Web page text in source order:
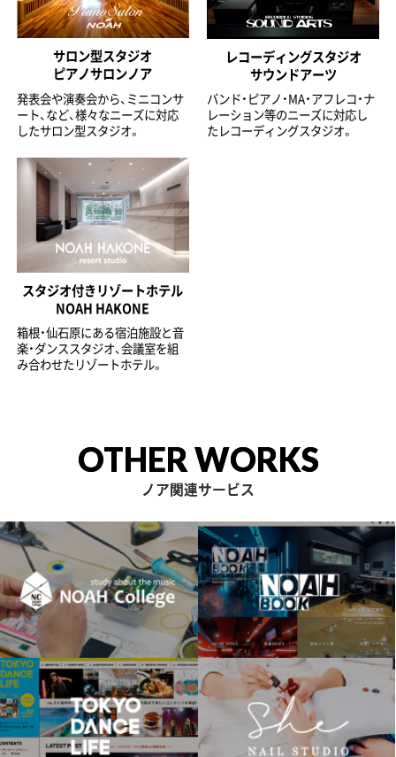
サロン型スタジオ
ピアノサロンノア
発表会や演奏会から、ミニコンサ
ート、など、様々なニーズに対応
したサロン型スタジオ。
レコーディングスタジオ
サウンドアーツ
バンド・ピアノ・MA・アフレコ・ナ
レーション等のニーズに対応し
たレコーディングスタジオ。
スタジオ付きリゾートホテル
NOAH HAKONE
箱根・仙石原にある宿泊施設と音
楽・ダンススタジオ、会議室を組
み合わせたリゾートホテル。
OTHER WORKS
ノア関連サービス